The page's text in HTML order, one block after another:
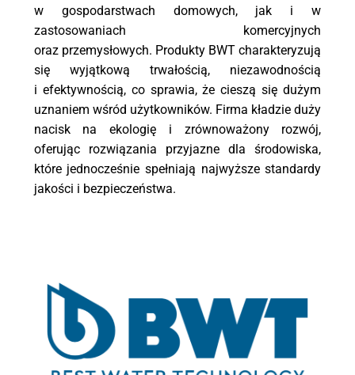
w gospodarstwach domowych, jak i w
zastosowaniach komercyjnych
oraz przemysłowych. Produkty BWT charakteryzują
się wyjątkową trwałością, niezawodnością
i efektywnością, co sprawia, że cieszą się dużym
uznaniem wśród użytkowników. Firma kładzie duży
nacisk na ekologię i zrównoważony rozwój,
oferując rozwiązania przyjazne dla środowiska,
które jednocześnie spełniają najwyższe standardy
jakości i bezpieczeństwa.